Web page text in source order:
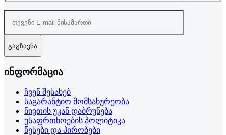
გაგზავნა
ინფორმაცია
ჩვენ შესახებ
საგარანტიო მომსახურეობა
ნივთის უკან დაბრუნება
უსაფრთხოების პოლიტიკა
წესები და პირობები